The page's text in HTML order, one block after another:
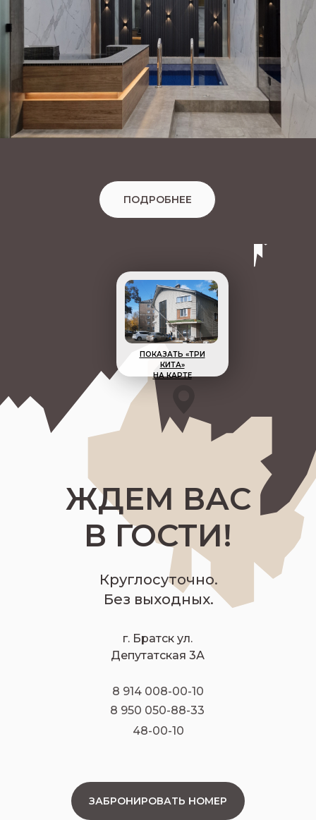
ПОДРОБНЕЕ
ПОКАЗАТЬ «ТРИ
КИТА»
НА КАРТЕ
ЖДЕМ ВАС
В ГОСТИ!
Круглосуточно.
Без выходных.
г. Братск ул.
Депутатская 3А
8 914 008-00-10
8 950 050-88-33
48-00-10
ЗАБРОНИРОВАТЬ НОМЕР